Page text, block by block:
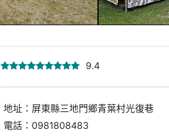
9.4
地址：屏東縣三地門鄉青葉村光復巷
電話： 0981808483